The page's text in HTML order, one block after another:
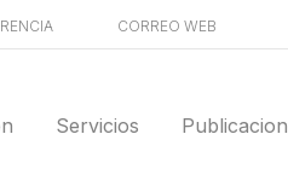
CORREO WEB
Servicios